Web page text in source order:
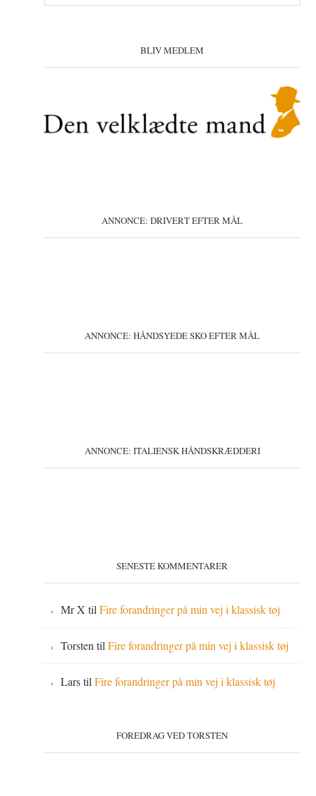
på
BLIV MEDLEM
ANNONCE: DRIVERT EFTER MÅL
ANNONCE: HÅNDSYEDE SKO EFTER MÅL
ANNONCE: ITALIENSK HÅNDSKRÆDDERI
SENESTE KOMMENTARER
Mr X tilFire forandringer på min vej i klassisk tøj
Torsten tilFire forandringer på min vej i klassisk tøj
LarstilFire forandringer på min vej i klassisk tøj
FOREDRAG VED TORSTEN